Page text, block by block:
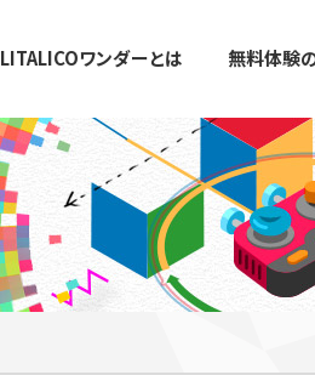
LITALICOワンダーとは 無料体験